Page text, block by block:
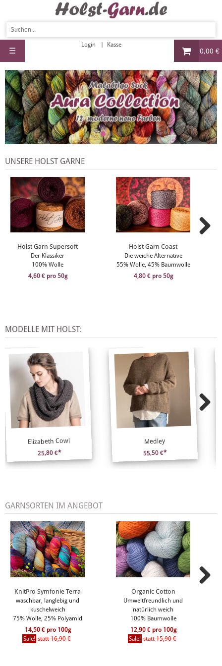
0,00 €
Login Kasse
☰
UNSERE HOLST GARNE
Holst Garn Supersoft
Der Klassiker
100% Wolle
4,60 € pro 50g
Holst Garn Coast
Die weiche Alternative
55% Wolle, 45% Baumwolle
4,80 € pro 50g
MODELLE MIT HOLST:
Elizabeth Cowl
25,80 €*
Medley
55,50 €*
GARNSORTEN IM ANGEBOT
KnitPro Symfonie Terra
waschbar, langlebig und
kuschelweich
75% Wolle, 25% Polyamid
14,50 € pro 100g
Sale!statt 16,90 €
Organic Cotton
Umweltfreundlich und
natürlich weich
100% Baumwolle
12,90 € pro 100g
Sale!statt 15,90 €